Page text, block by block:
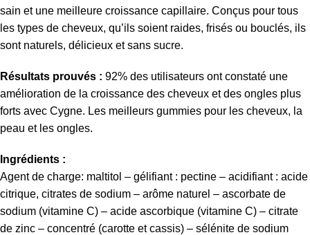
sain et une meilleure croissance capillaire. Conçus pour tous
les types de cheveux, qu’ils soient raides, frisés ou bouclés, ils
sont naturels, délicieux et sans sucre.
Résultats prouvés : 92% des utilisateurs ont constaté une
amélioration de la croissance des cheveux et des ongles plus
forts avec Cygne. Les meilleurs gummies pour les cheveux, la
peau et les ongles.
Ingrédients :
Agent de charge: maltitol – gélifiant : pectine – acidifiant : acide
citrique, citrates de sodium – arôme naturel – ascorbate de
sodium (vitamine C) – acide ascorbique (vitamine C) – citrate
de zinc – concentré (carotte et cassis) – sélénite de sodium